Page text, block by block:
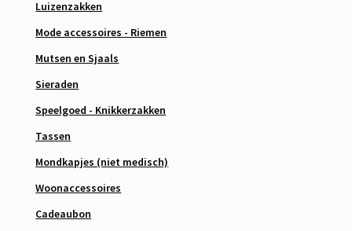
Luizenzakken
Mode accessoires - Riemen
Mutsen en Sjaals
Sieraden
Speelgoed - Knikkerzakken
Tassen
Mondkapjes (niet medisch)
Woonaccessoires
Cadeaubon